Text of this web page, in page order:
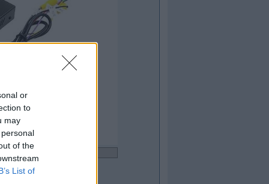
or
to
may
of the
List of